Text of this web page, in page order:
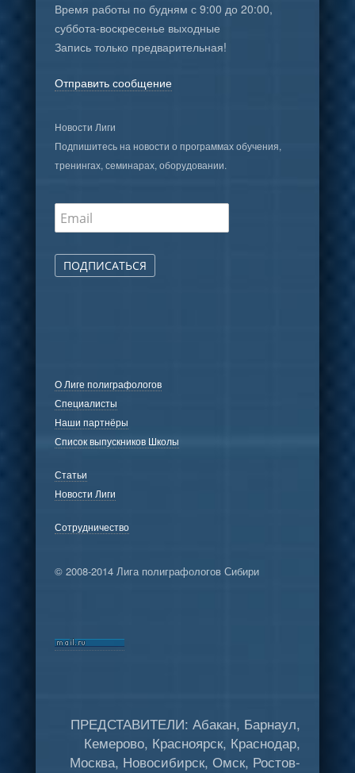
Время работы по будням с 9:00 до 20:00,
суббота-воскресенье выходные
Запись только предварительная!
Отправить сообщение
Новости Лиги
Подпишитесь на новости о программах обучения,
тренингах, семинарах, оборудовании.
ПОДПИСАТЬСЯ
О Лиге полиграфологов
Специалисты
Наши партнёры
Список выпускников Школы
Статьи
Новости Лиги
Сотрудничество
© 2008-2014 Лига полиграфологов Сибири
ПРЕДСТАВИТЕЛИ: Абакан, Барнаул,
Кемерово, Красноярск, Краснодар,
Москва, Новосибирск, Омск, Ростов-